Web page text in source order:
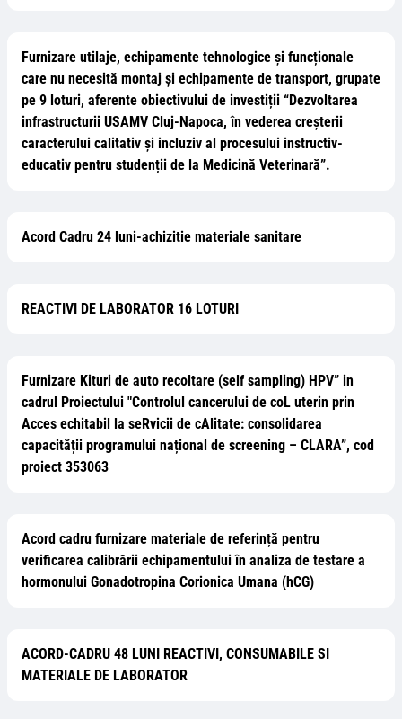
Furnizare utilaje, echipamente tehnologice și funcționale
care nu necesită montaj și echipamente de transport, grupate
pe 9 loturi, aferente obiectivului de investiții “Dezvoltarea
infrastructurii USAMV Cluj-Napoca, în vederea creșterii
caracterului calitativ și incluziv al procesului instructiv-
educativ pentru studenții de la Medicină Veterinară”.
Acord Cadru 24 luni-achizitie materiale sanitare
REACTIVI DE LABORATOR 16 LOTURI
Furnizare Kituri de auto recoltare (self sampling) HPV” in
cadrul Proiectului "Controlul cancerului de coL uterin prin
Acces echitabil la seRvicii de cAlitate: consolidarea
capacității programului național de screening – CLARA”, cod
proiect 353063
Acord cadru furnizare materiale de referință pentru
verificarea calibrării echipamentului în analiza de testare a
hormonului Gonadotropina Corionica Umana (hCG)
ACORD-CADRU 48 LUNI REACTIVI, CONSUMABILE SI
MATERIALE DE LABORATOR